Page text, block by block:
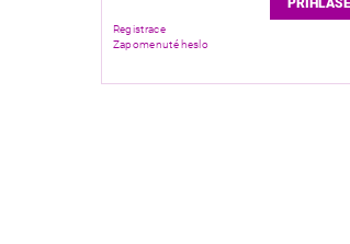
Registrace
Zapomenuté heslo